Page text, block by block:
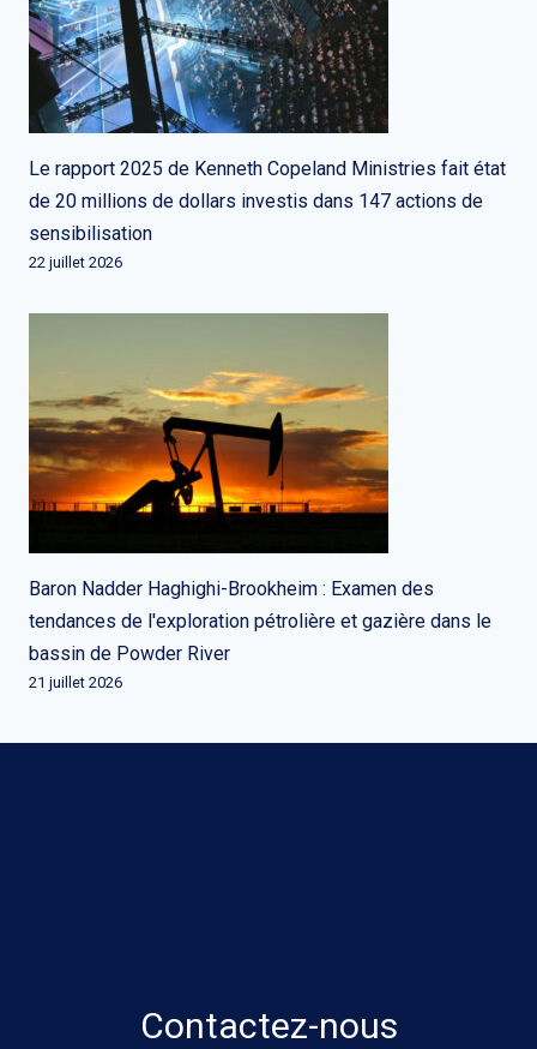
Le rapport 2025 de Kenneth Copeland Ministries fait état
de 20 millions de dollars investis dans 147 actions de
sensibilisation
22 juillet 2026
Baron Nadder Haghighi-Brookheim : Examen des
tendances de l'exploration pétrolière et gazière dans le
bassin de Powder River
21 juillet 2026
Contactez-nous